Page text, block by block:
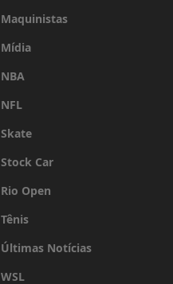
Maquinistas
Mídia
NBA
NFL
Skate
Stock Car
Rio Open
Tênis
Últimas Notícias
WSL